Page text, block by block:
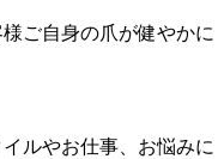
ご自身の爪が健やかに
ルやお仕事、お悩みに